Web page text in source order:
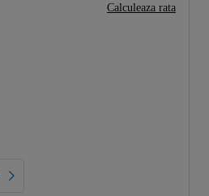
Calculeaza rata